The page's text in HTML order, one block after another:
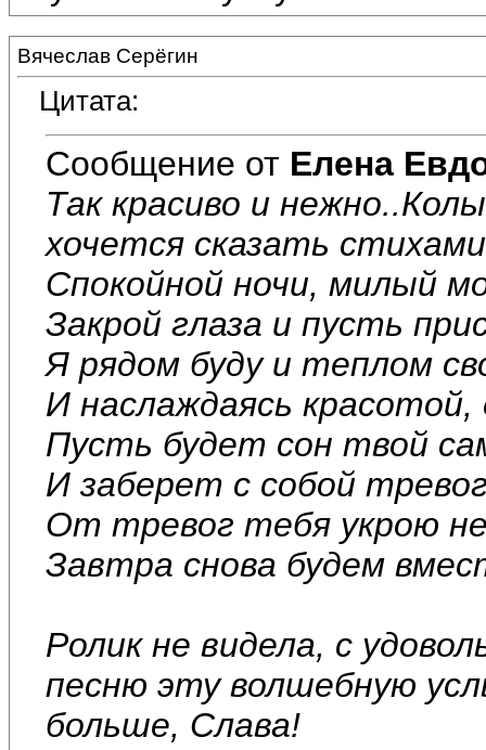
Вячеслав Серёгин
Цитата:
Сообщение от Елена
Так красиво и
хочется сказать
Спокойной ночи, милый
Закрой глаза и пусть
Я рядом буду и теплом
И наслаждаясь
Пусть будет сон твой
И заберет с собой
От тревог тебя укрою
Завтра снова будем
Ролик не видела, с
песню эту волшебную
больше, Слава!